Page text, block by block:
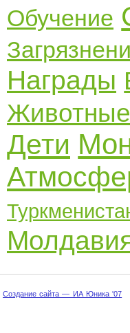
Обучение
Награды
Животные
Дети
Создание сайта — ИА Юника '07